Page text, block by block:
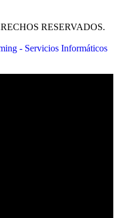
RESERVADOS.
- Servicios Informáticos